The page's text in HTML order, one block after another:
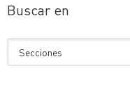
Buscar en